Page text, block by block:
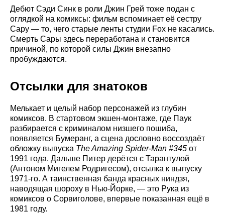
Дебют Сэди Синк в роли Джин Грей тоже подан с
оглядкой на комиксы: фильм вспоминает её сестру
Сару — то, чего старые ленты студии Fox не касались.
Смерть Сары здесь переработана и становится
причиной, по которой силы Джин внезапно
пробуждаются.
Отсылки для знатоков
Мелькает и целый набор персонажей из глубин
комиксов. В стартовом экшен-монтаже, где Паук
разбирается с криминалом низшего пошиба,
появляется Бумеранг, а сцена дословно воссоздаёт
обложку выпуска The Amazing Spider-Man #345 от
1991 года. Дальше Питер дерётся с Тарантулой
(Антоном Мигелем Родригесом), отсылка к выпуску
1971-го. А таинственная банда красных ниндзя,
наводящая шороху в Нью-Йорке, — это Рука из
комиксов о Сорвиголове, впервые показанная ещё в
1981 году.